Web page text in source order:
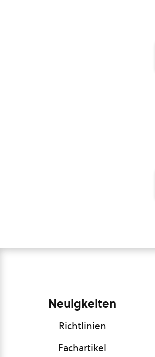
Neuigkeiten
Richtlinien
Fachartikel